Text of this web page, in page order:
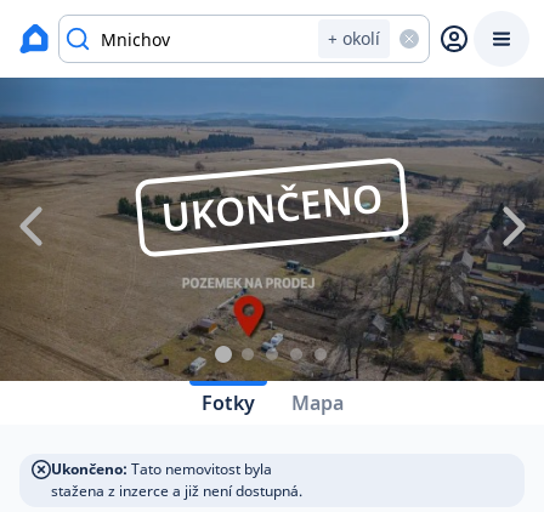
+ okolí
Prodat Koupit Ceny
Prodej s Reas.cz
Chytrý odhad ceny
Ceny prodaných nemovitostí
Přehled realitních makléřů
Výpis nemovitostí Zavřít
UKONČENO
Fotky Mapa
Ukončeno: Tato nemovitost byla
stažena z inzerce a již není dostupná.